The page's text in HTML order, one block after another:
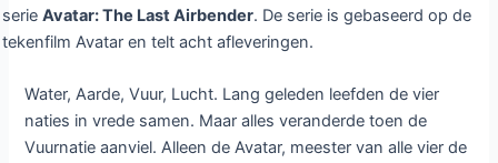
serieAvatar: The Last Airbender. De serie is gebaseerd op de
tekenfilm Avatar en telt acht afleveringen.
Water, Aarde, Vuur, Lucht. Lang geleden leefden de vier
naties in vrede samen. Maar alles veranderde toen de
Vuurnatie aanviel. Alleen de Avatar, meester van alle vier de